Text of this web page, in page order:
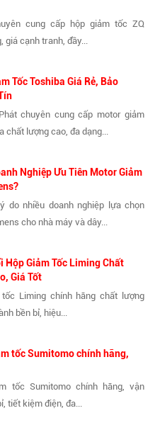
cung cấp hộp giảm tốc ZQ
giá cạnh tranh, đầy...
Tốc Toshiba Giá Rẻ, Bảo
chuyên cung cấp motor giảm
chất lượng cao, đa dạng...
Nghiệp Ưu Tiên Motor Giảm
do nhiều doanh nghiệp lựa chọn
cho nhà máy và dây...
Hộp Giảm Tốc Liming Chất
Giá Tốt
Liming chính hãng chất lượng
bền bỉ, hiệu...
tốc Sumitomo chính hãng,
tốc Sumitomo chính hãng, vận
tiết kiệm điện, đa...